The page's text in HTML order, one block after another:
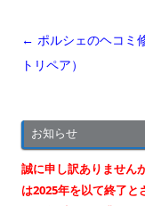
投
稿
ゲ
ー
シ
← ポルシェのヘコミ
トリペア）
お知らせ
誠に申し訳ありません
は2025年を以て終了と